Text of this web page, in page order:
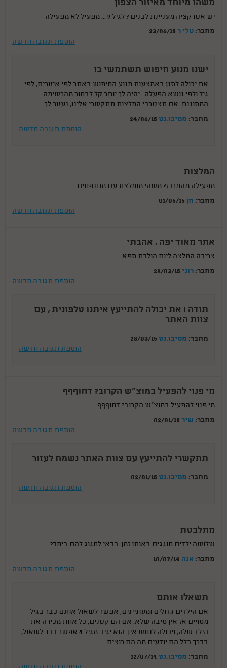
משהו מיוחד מאיזור הצפון
יש אטרקציה מעניינת לבנים ? לגיל 9 ... מפעיל לא מפעילה
מחבר: טלי ר23/06/15
הוספת תגובה חדשה
ישנו מנוע חיפוש תשתמשי בו
את יכולה לסנן באמצעות מנוע החיפוש באתר לפי איזורים, לפי
גיל ולפי נושא הפעלה ..יהיה לך יותר קל לבחור מהרשימה
המסוננת. אם תצטרכי המלצות תתקשרי אלינו, נעזור לך
מחבר: מסיבו.נט
הוספת תגובה חדשה
המלצות
מפעילה מהמרכז? משהי מומלצת עם מתנפחים
מחבר: חן01/05/15
הוספת תגובה חדשה
אתר מאוד יפה , אהבתי
צריכה המלצה ליום הולדת ספא.
מחבר: רוני
הוספת תגובה חדשה
תודה ! את יכולה להתייעץ איתנו טלפונית , עם
צוות האתר
מחבר: מסיבו.נט
הוספת תגובה חדשה
מי פנוי להפעיל במוצ"ש הקרוב? דחוףףף
מי פנוי להפעיל במוצ"ש הקרוב? דחוףףף
מחבר: שיר02/01/15
הוספת תגובה חדשה
תתקשרי להתייעץ עם צוות האתר נשמח לעזור
מחבר: מסיבו.נט
הוספת תגובה חדשה
מתלבטת
שלושה ילדים חוגגים באותו זמן. כדאי לחגוג להם ביחד?
מחבר: אנה
הוספת תגובה חדשה
תשאלו אותם
אם הילדים גדולים ומעוניינים, אפשר לשאול אותם כבר בגיל
מסויים אז אין סיבה שלא. אם הם קטנים, כל אחת מכירה את
הילד שלה, ויכולה לנחש איך הוא יגיב מגיל 4 אפשר כבר לשאול,
בדרך כלל הם יודעים מה הם רוצים.
מחבר: מסיבו.נט